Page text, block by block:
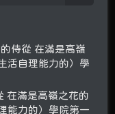
侍從 在滿是高嶺
活自理能力的）學
在滿是高嶺之花的
能力的）學院第一